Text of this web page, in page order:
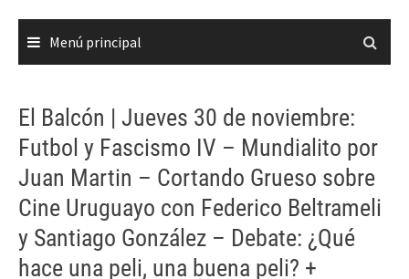
Menú principal
El Balcón | Jueves 30 de noviembre:
Futbol y Fascismo IV – Mundialito por
Juan Martin – Cortando Grueso sobre
Cine Uruguayo con Federico Beltrameli
y Santiago González – Debate: ¿Qué
hace una peli, una buena peli? +